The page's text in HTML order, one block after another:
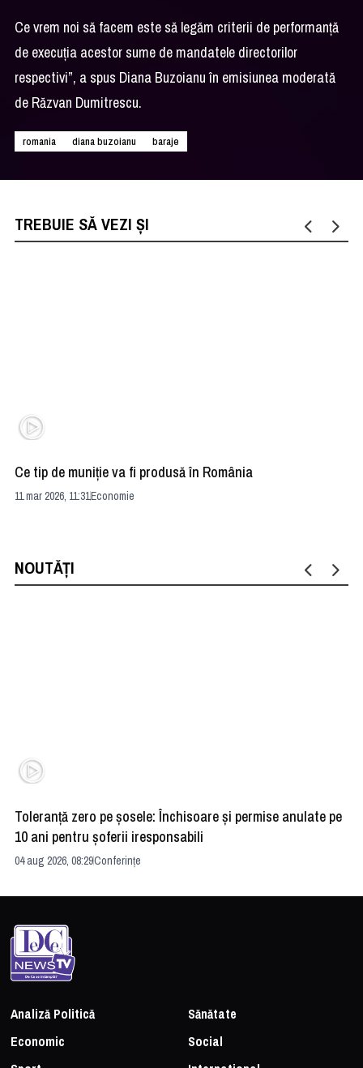
Ce vrem noi să facem este să legăm criterii de performanță
de execuția acestor sume de mandatele directorilor
respectivi”, a spus Diana Buzoianu în emisiunea moderată
de Răzvan Dumitrescu.
romania diana buzoianu baraje
TREBUIE SĂ VEZI ȘI
Ce tip de muniţie va fi produsă în România
11 mar 2026, 11:31Economie
NOUTĂȚI
Toleranță zero pe șosele: Închisoare și permise anulate pe
10 ani pentru șoferii iresponsabili
04 aug 2026, 08:29Conferințe
Analiză Politică
Sănătate
Economic
Social